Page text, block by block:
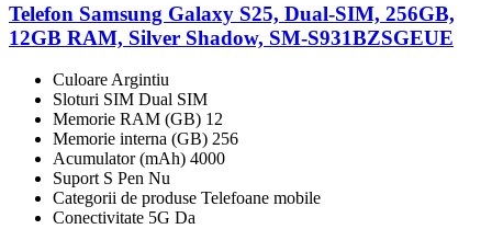
Telefon Samsung Galaxy S25, Dual-SIM, 256GB,
12GB RAM, Silver Shadow, SM-S931BZSGEUE
Culoare Argintiu
Sloturi SIM Dual SIM
Memorie RAM (GB) 12
Memorie interna (GB) 256
Acumulator (mAh) 4000
Suport S Pen Nu
Categorii de produse Telefoane mobile
Conectivitate 5G Da